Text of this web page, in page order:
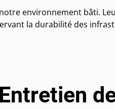
environnement bâti.
la durabilité des